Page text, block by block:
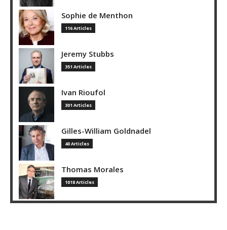
Sophie de Menthon
116 Articles
Jeremy Stubbs
351 Articles
Ivan Rioufol
301 Articles
Gilles-William Goldnadel
40 Articles
Thomas Morales
1018 Articles